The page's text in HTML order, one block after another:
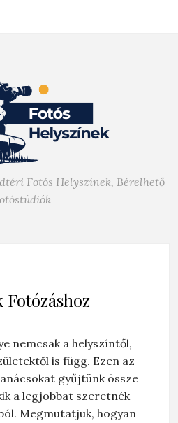
Fotós Helyszínek, Bérelhető
Fotózáshoz
nemcsak a helyszíntől,
is függ. Ezen az
gyűjtünk össze
a legjobbat szeretnék
Megmutatjuk, hogyan